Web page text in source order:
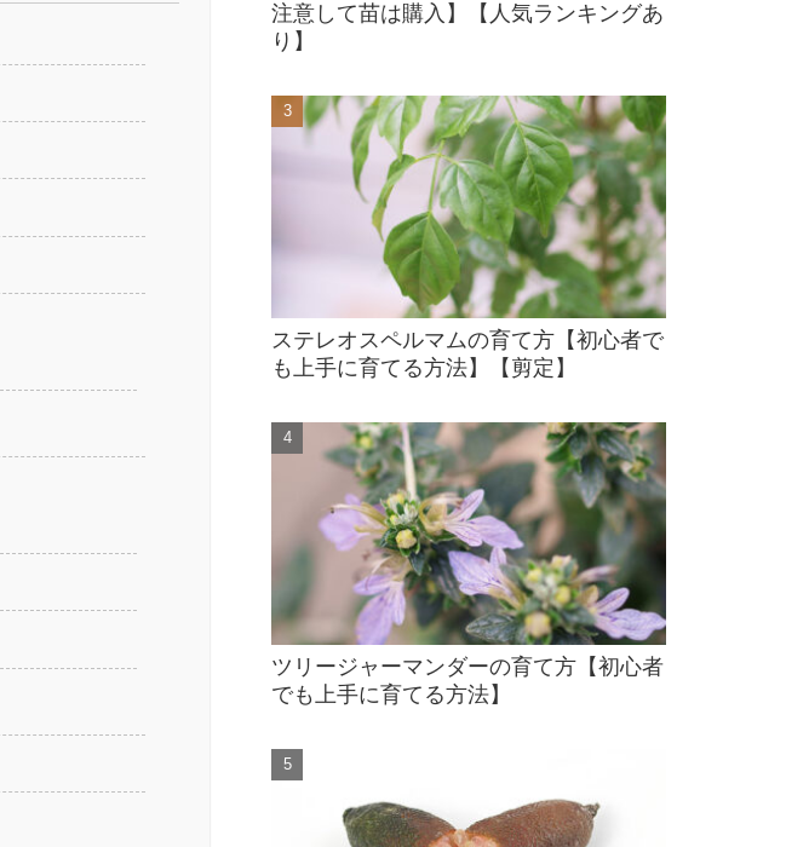
注意して苗は購入】【人気ランキングあ
り】
ステレオスペルマムの育て方【初心者で
も上手に育てる方法】【剪定】
ツリージャーマンダーの育て方【初心者
でも上手に育てる方法】